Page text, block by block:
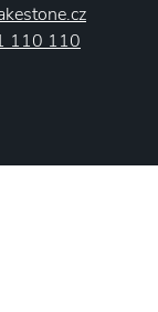
110 110